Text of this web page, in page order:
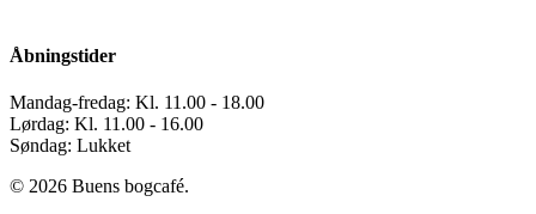
Åbningstider
Mandag-fredag: Kl. 11.00 - 18.00
Lørdag: Kl. 11.00 - 16.00
Søndag: Lukket
© 2026 Buens bogcafé.